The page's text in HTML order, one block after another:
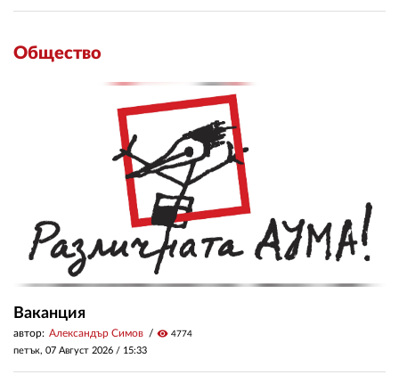
Общество
Ваканция
автор: Александър Симов visibility 4774
петък, 07 Август 2026 / 15:33